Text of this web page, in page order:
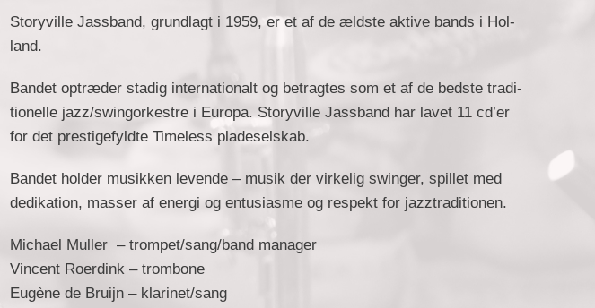
Storyville Jass­band, grund­lagt i 1959, er et af de ældste akti­ve bands i Hol­
land.
Ban­det op­­træder sta­dig inter­na­tio­nalt og be­trag­tes som et af de bedste tradi­
tio­nel­le jazz/swingorkestre i Europa. Storyville Jassband har lavet 11 cd’er
for det prestigefyldte Timeless pladeselskab.
Bandet holder musikken levende – musik der virkelig swinger, spillet med
dedikation, masser af energi og entusiasme og respekt for jazztraditionen.
Michael Muller – trompet/sang/band manager
Vincent Roerdink – trombone
Eugène de Bruijn – klarinet/sang